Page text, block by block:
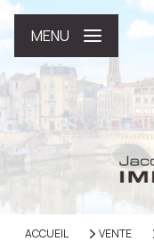
MENU
ACCUEIL VENTE